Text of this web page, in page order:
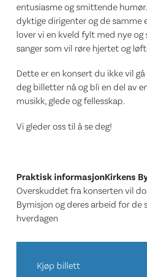
entusiasme og smittende
dyktige dirigenter og de samme
lover vi en kveld fylt med nye og
sanger som vil røre hjertet og
Dette er en konsert du ikke vil
deg billetter nå og bli en del av
musikk, glede og fellesskap.
Vi gleder oss til å se deg!
Praktisk informasjonKirkens
Overskuddet fra konserten vil
Bymisjon og deres arbeid for de
hverdagen
Kjøp billett